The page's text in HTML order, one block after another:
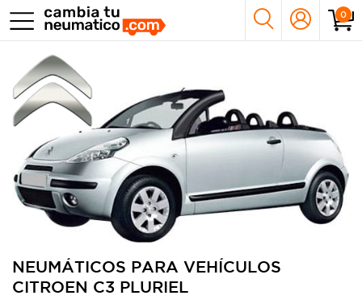
0
NEUMÁTICOS PARA VEHÍCULOS
CITROEN C3 PLURIEL